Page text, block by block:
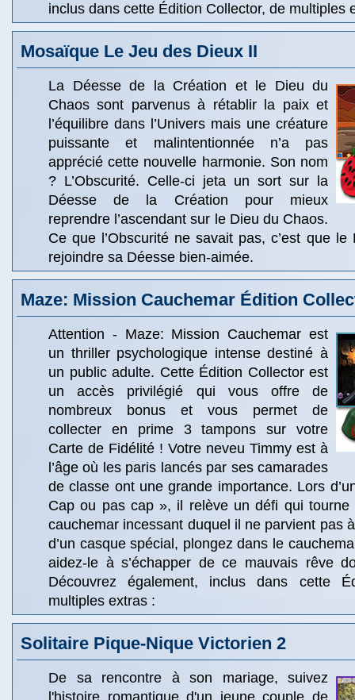
inclus dans cette Édition Collector, de multiples
Mosaïque Le Jeu des Dieux II
La Déesse de la Création et le Dieu du
Chaos sont parvenus à rétablir la paix et
l’équilibre dans l’Univers mais une créature
puissante et malintentionnée n’a pas
apprécié cette nouvelle harmonie. Son nom
? L’Obscurité. Celle-ci jeta un sort sur la
Déesse de la Création pour mieux
reprendre l’ascendant sur le Dieu du Chaos.
Ce que l’Obscurité ne savait pas, c’est que
rejoindre sa Déesse bien-aimée.
Maze: Mission Cauchemar Édition
Attention - Maze: Mission Cauchemar est
un thriller psychologique intense destiné à
un public adulte. Cette Édition Collector est
un accès privilégié qui vous offre de
nombreux bonus et vous permet de
collecter en prime 3 tampons sur votre
Carte de Fidélité ! Votre neveu Timmy est à
l’âge où les paris lancés par ses camarades
de classe ont une grande importance. Lors
Cap ou pas cap », il relève un défi qui tourne
cauchemar incessant duquel il ne parvient pas
d’un casque spécial, plongez dans le
aidez-le à s’échapper de ce mauvais rêve
Découvrez également, inclus dans cette
multiples extras :
Solitaire Pique-Nique Victorien 2
De sa rencontre à son mariage, suivez
l'histoire romantique d'un jeune couple de